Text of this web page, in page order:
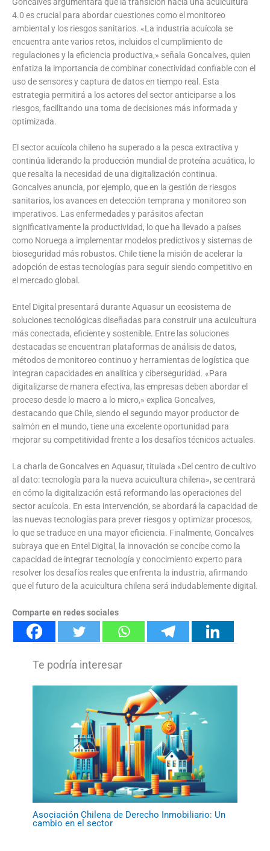
4.0 es crucial para abordar cuestiones como el monitoreo
ambiental y los riesgos sanitarios. «La industria acuícola se
encuentra ante varios retos, incluidos el cumplimiento de
regulaciones y la eficiencia productiva,» señala Goncalves, quien
enfatiza la importancia de combinar conectividad confiable con el
uso de sensores y captura de datos en tiempo real. Esta
estrategia permitirá a los actores del sector anticiparse a los
riesgos, facilitando una toma de decisiones más informada y
optimizada.
El sector acuícola chileno ha superado a la pesca extractiva y
continúa liderando la producción mundial de proteína acuática, lo
que resalta la necesidad de una digitalización continua.
Goncalves anuncia, por ejemplo, que en la gestión de riesgos
sanitarios, los avances en detección temprana y monitoreo son
imperativos. Las enfermedades y parásitos afectan
significativamente la productividad, lo que ha llevado a países
como Noruega a implementar modelos predictivos y sistemas de
bioseguridad más robustos. Chile tiene la misión de acelerar la
adopción de estas tecnologías para seguir siendo competitivo en
el mercado global.
Entel Digital presentará durante Aquasur un ecosistema de
soluciones tecnológicas diseñadas para construir una acuicultura
más conectada, eficiente y sostenible. Entre las soluciones
destacadas se encuentran plataformas de análisis de datos,
métodos de monitoreo continuo y herramientas de logística que
integran capacidades en analítica y ciberseguridad. «Para
digitalizarse de manera efectiva, las empresas deben abordar el
proceso desde lo macro a lo micro,» explica Goncalves,
destacando que Chile, siendo el segundo mayor productor de
salmón en el mundo, tiene una excelente oportunidad para
mejorar su competitividad frente a los desafíos técnicos actuales.
La charla de Goncalves en Aquasur, titulada «Del centro de cultivo
al dato: tecnología para la nueva acuicultura chilena», se centrará
en cómo la digitalización está reformando las operaciones del
sector acuícola. En esta intervención, se abordará la capacidad de
las nuevas tecnologías para prever riesgos y optimizar procesos,
lo que se traduce en una mayor eficiencia. Finalmente, Goncalves
subraya que en Entel Digital, la innovación se concibe como la
capacidad de integrar tecnología y conocimiento experto para
resolver los desafíos reales que enfrenta la industria, afirmando
que el futuro de la acuicultura chilena será indudablemente digital.
Comparte en redes sociales
Asociación Chilena de Derecho Inmobiliario: Un
cambio en el sector